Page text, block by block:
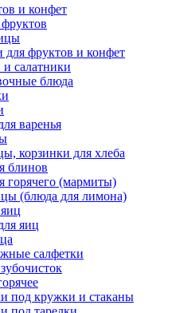
и конфет
для фруктов и конфет
салатники
блюда
варенья
корзинки для хлеба
блинов
горячего (мармиты)
(блюда для лимона)
яиц
салфетки
под кружки и стаканы